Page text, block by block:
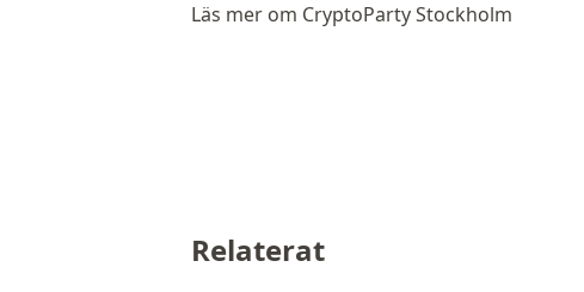
Läs mer om CryptoParty Stockholm
Relaterat